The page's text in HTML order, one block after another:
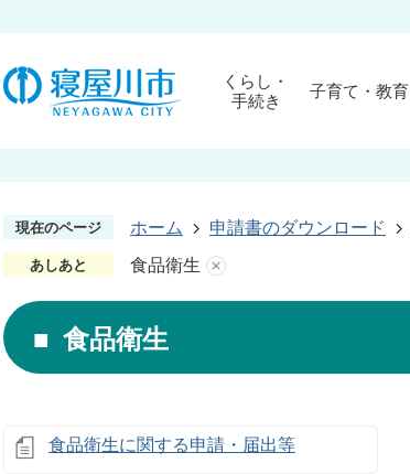
くらし・
手続き
子育て・教育
現在のページ ホーム 申請書のダウンロード
あしあと 食品衛生
食品衛生
食品衛生に関する申請・届出等